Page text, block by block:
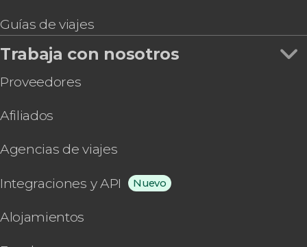
Guías de viajes
Trabaja con nosotros
Proveedores
Afiliados
Agencias de viajes
Integraciones y API Nuevo
Alojamientos